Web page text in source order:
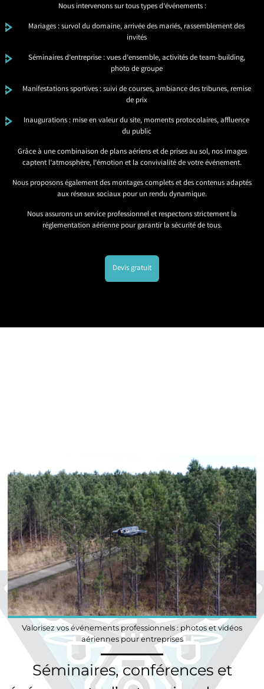
Nous intervenons sur tous types d’événements :
Mariages : survol du domaine, arrivée des mariés, rassemblement des
invités
Séminaires d’entreprise : vues d’ensemble, activités de team-building,
photo de groupe
Manifestations sportives : suivi de courses, ambiance des tribunes, remise
de prix
Inaugurations : mise en valeur du site, moments protocolaires, affluence
du public
Grâce à une combinaison de plans aériens et de prises au sol, nos images
captent l’atmosphère, l’émotion et la convivialité de votre événement.
Nous proposons également des montages complets et des contenus adaptés
aux réseaux sociaux pour un rendu dynamique.
Nous assurons un service professionnel et respectons strictement la
réglementation aérienne pour garantir la sécurité de tous.
Devis gratuit
Valorisez vos événements professionnels : photos et vidéos
aériennes pour entreprises
Séminaires, conférences et